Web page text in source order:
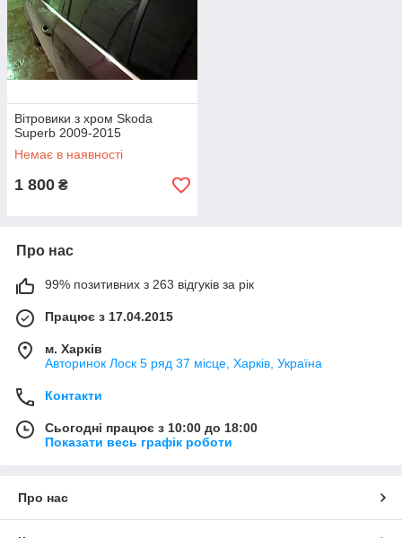
Вітровики з хром Skoda
Superb 2009-2015
Немає в наявності
1 800 ₴
Про нас
99% позитивних з 263 відгуків за рік
Працює з 17.04.2015
м. Харків
Авторинок Лоск 5 ряд 37 місце, Харків, Україна
Контакти
Сьогодні працює з 10:00 до 18:00
Показати весь графік роботи
Про нас